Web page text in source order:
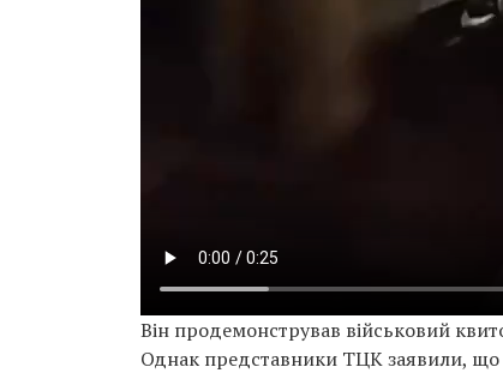
Він продемонстрував військовий
Однак представники ТЦК заявили, що